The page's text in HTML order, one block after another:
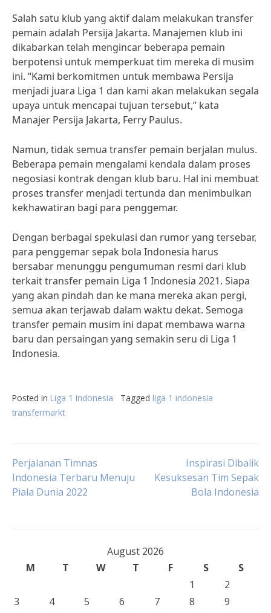
Salah satu klub yang aktif dalam melakukan transfer
pemain adalah Persija Jakarta. Manajemen klub ini
dikabarkan telah mengincar beberapa pemain
berpotensi untuk memperkuat tim mereka di musim
ini. “Kami berkomitmen untuk membawa Persija
menjadi juara Liga 1 dan kami akan melakukan segala
upaya untuk mencapai tujuan tersebut,” kata
Manajer Persija Jakarta, Ferry Paulus.
Namun, tidak semua transfer pemain berjalan mulus.
Beberapa pemain mengalami kendala dalam proses
negosiasi kontrak dengan klub baru. Hal ini membuat
proses transfer menjadi tertunda dan menimbulkan
kekhawatiran bagi para penggemar.
Dengan berbagai spekulasi dan rumor yang tersebar,
para penggemar sepak bola Indonesia harus
bersabar menunggu pengumuman resmi dari klub
terkait transfer pemain Liga 1 Indonesia 2021. Siapa
yang akan pindah dan ke mana mereka akan pergi,
semua akan terjawab dalam waktu dekat. Semoga
transfer pemain musim ini dapat membawa warna
baru dan persaingan yang semakin seru di Liga 1
Indonesia.
Posted in Liga 1 Indonesia Tagged liga 1 indonesia
transfermarkt
Post
navigation
Perjalanan Timnas
Indonesia Terbaru Menuju
Piala Dunia 2022
Inspirasi Dibalik
Kesuksesan Tim Sepak
Bola Indonesia
August 2026
M
T W T F S
S
1
2
3
4 5 6 7 8
9